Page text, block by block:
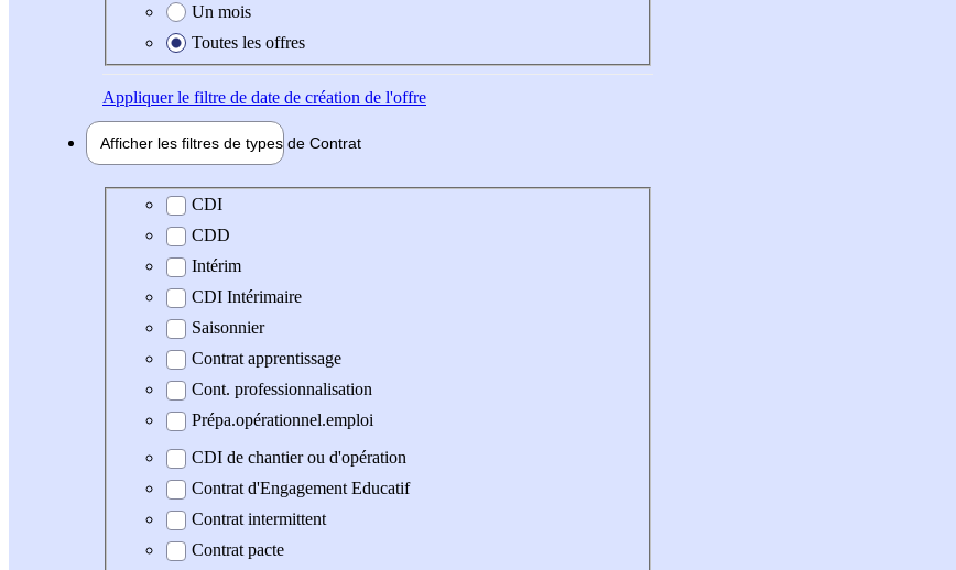
Un mois
Toutes les offres
Appliquerle filtre de date de création de l'offre
Afficher les filtres de types de Contrat
Type de contrat
CDI
CDD
Intérim
CDI Intérimaire
Saisonnier
Contrat apprentissage
Cont. professionnalisation
Prépa.opérationnel.emploi
CDI de chantier ou d'opération
Contrat d'Engagement Educatif
Contrat intermittent
Contrat pacte